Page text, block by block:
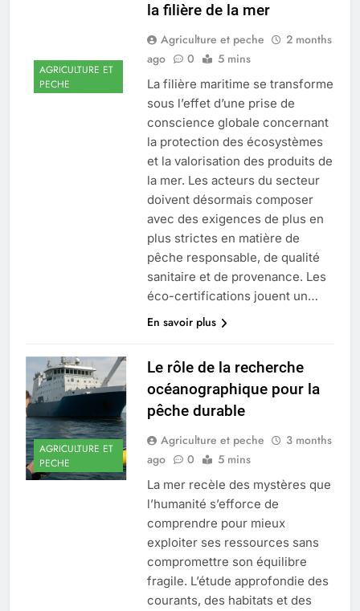
AGRICULTURE ET
PECHE
la filière de la mer
Agriculture et peche
2 months
ago
0 5 mins
La filière maritime se transforme
sous l’effet d’une prise de
conscience globale concernant
la protection des écosystèmes
et la valorisation des produits de
la mer. Les acteurs du secteur
doivent désormais composer
avec des exigences de plus en
plus strictes en matière de
pêche responsable, de qualité
sanitaire et de provenance. Les
éco-certifications jouent un…
En savoir plus
AGRICULTURE ET
PECHE
Le rôle de la recherche
océanographique pour la
pêche durable
Agriculture et peche
3 months
ago
0 5 mins
La mer recèle des mystères que
l’humanité s’efforce de
comprendre pour mieux
exploiter ses ressources sans
compromettre son équilibre
fragile. L’étude approfondie des
courants, des habitats et des